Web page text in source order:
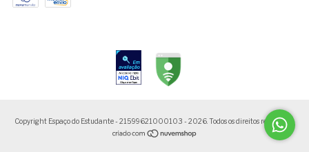
Copyright Espaço do Estudante - 21599621000103 - 2026. Todos os direitos reservados.